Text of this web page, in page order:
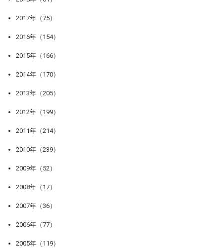
2017年（75）
2016年（154）
2015年（166）
2014年（170）
2013年（205）
2012年（199）
2011年（214）
2010年（239）
2009年（52）
2008年（17）
2007年（36）
2006年（77）
2005年（119）